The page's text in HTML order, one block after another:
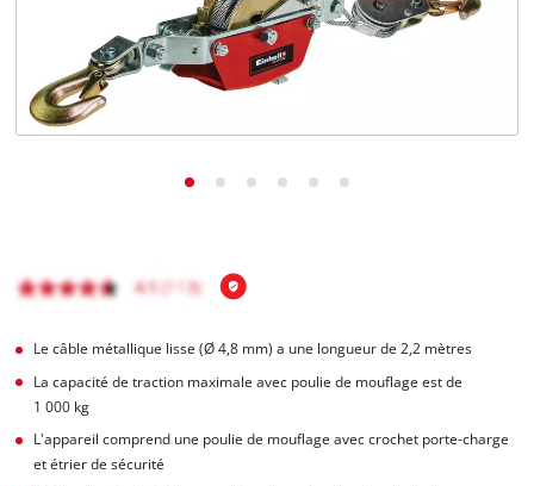
English
Le câble métallique lisse (Ø 4,8 mm) a une longueur de 2,2 mètres
La capacité de traction maximale avec poulie de mouflage est de
1 000 kg
L'appareil comprend une poulie de mouflage avec crochet porte-charge
et étrier de sécurité